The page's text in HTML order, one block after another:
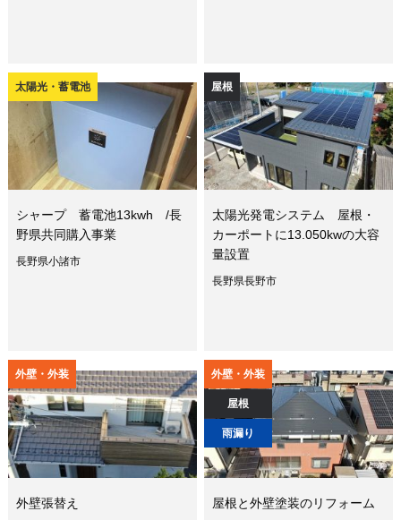
太陽光・蓄電池
シャープ 蓄電池13kwh /長
野県共同購入事業
長野県小諸市
屋根
太陽光発電システム 屋根・
カーポートに13.050kwの大容
量設置
長野県長野市
外壁・外装
外壁張替え
外壁・外装
屋根
雨漏り
屋根と外壁塗装のリフォーム